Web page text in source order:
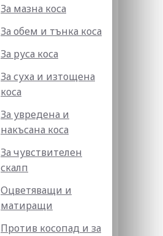
За мазна коса
За обем и тънка коса
За руса коса
За суха и изтощена
коса
За увредена и
накъсана коса
За чувствителен
скалп
Оцветяващи и
матиращи
Против косопад и за